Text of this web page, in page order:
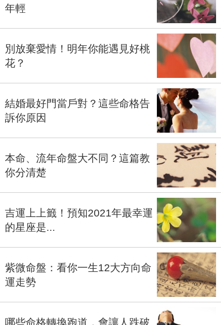
年輕
別放棄愛情！明年你能遇見好桃
花？
結婚最好門當戶對？這些命格告
訴你原因
本命、流年命盤大不同？這篇教
你分清楚
吉運上上籤！預知2021年最幸運
的星座是...
紫微命盤：看你一生12大方向命
運走勢
哪些命格轉換跑道，會讓人跌破